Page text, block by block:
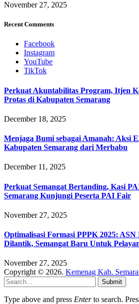
November 27, 2025
Recent Comments
Facebook
Instagram
YouTube
TikTok
Perkuat Akuntabilitas Program, Itjen
Protas di Kabupaten Semarang
December 18, 2025
Menjaga Bumi sebagai Amanah: Aksi
Kabupaten Semarang dari Merbabu
December 11, 2025
Perkuat Semangat Bertanding, Kasi
Semarang Kunjungi Peserta PAI Fair
November 27, 2025
Optimalisasi Formasi PPPK 2025: ASN
Dilantik, Semangat Baru Untuk
November 27, 2025
Copyright © 2026. Kemenag Kab.
Submit
Type above and press Enterto search.